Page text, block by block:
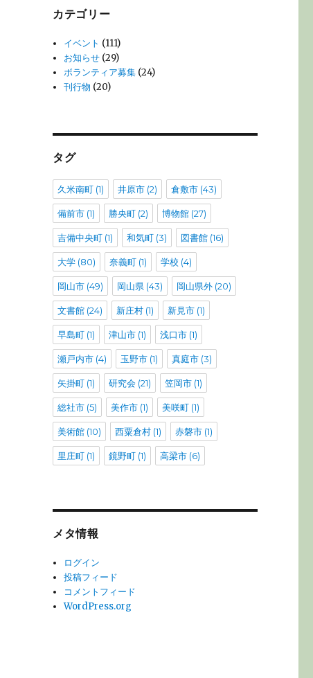
カテゴリー
イベント (111)
お知らせ (29)
ボランティア募集 (24)
刊行物 (20)
タグ
久米南町(1) 井原市(2) 倉敷市(43)
備前市(1) 勝央町(2) 博物館(27)
吉備中央町(1) 和気町(3) 図書館(16)
大学(80) 奈義町(1) 学校 (4)
岡山市(49) 岡山県(43) 岡山県外(20)
文書館(24) 新庄村(1) 新見市(1)
早島町(1) 津山市(1) 浅口市(1)
瀬戸内市(4) 玉野市(1) 真庭市(3)
矢掛町(1) 研究会(21) 笠岡市(1)
総社市(5) 美作市(1) 美咲町(1)
美術館(10) 西粟倉村(1) 赤磐市(1)
里庄町(1) 鏡野町(1) 高梁市(6)
メタ情報
ログイン
投稿フィード
コメントフィード
WordPress.org